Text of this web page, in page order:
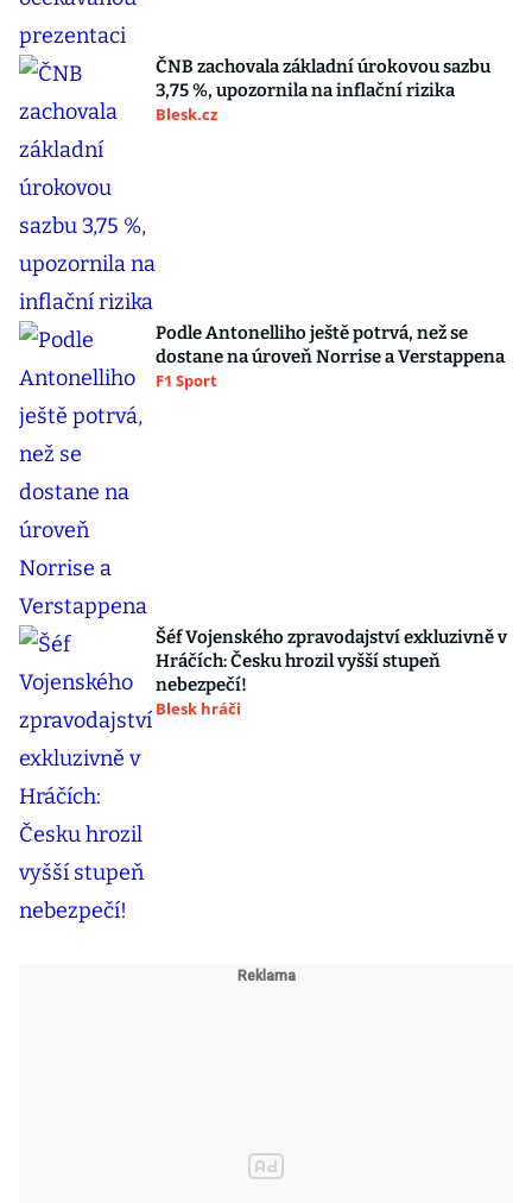
ČNB zachovala základní úrokovou sazbu
3,75 %, upozornila na inflační rizika
Blesk.cz
Podle Antonelliho ještě potrvá, než se
dostane na úroveň Norrise a Verstappena
F1 Sport
Šéf Vojenského zpravodajství exkluzivně v
Hráčích: Česku hrozil vyšší stupeň
nebezpečí!
Blesk hráči